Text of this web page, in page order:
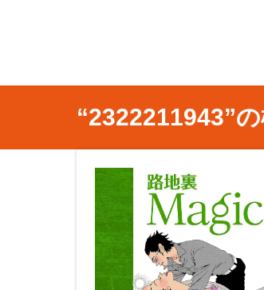
“2322211943”